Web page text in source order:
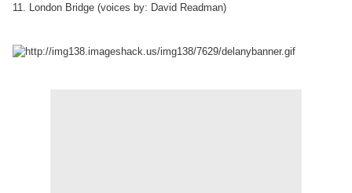
11. London Bridge (voices by: David Readman)